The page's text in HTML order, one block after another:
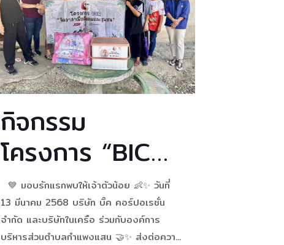
กิจกรรม
โครงการ “BIC
BOX FOR BABY
”
💙 มอบรักแรกพบให้เจ้าตัวน้อย 👶✨ วันที่
13 มีนาคม 2568 บริษัท บิ๊ค คอร์ปอเรชั่น
จำกัด และบริษัทในเครือ ร่วมกับองค์การ
บริหารส่วนตำบลกำแพงแสน 🤝✨ ส่งต่อความ